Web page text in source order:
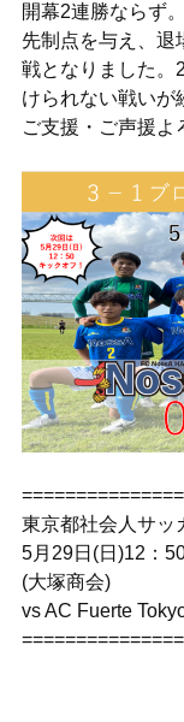
開幕2連勝ならず。
先制点を与え、退
戦となりました。
けられない戦いが
ご支援・ご声援よ
東京都社会人サッ
5月29日(日)12：
(大塚商会)
vs AC Fuerte